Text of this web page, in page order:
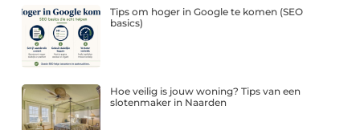
Tips om hoger in Google te komen (SEO
basics)
Hoe veilig is jouw woning? Tips van een
slotenmaker in Naarden